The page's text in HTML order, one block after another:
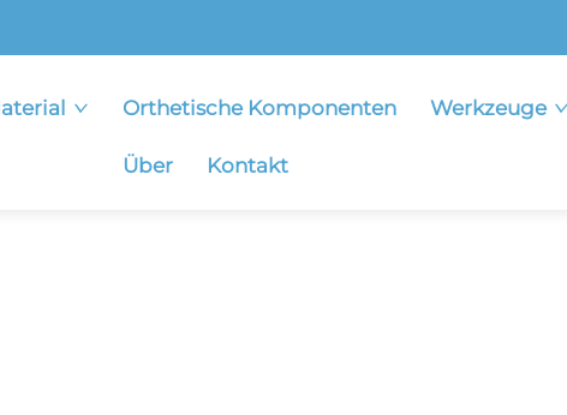
Orthetische Komponenten Werkzeuge
Über Kontakt